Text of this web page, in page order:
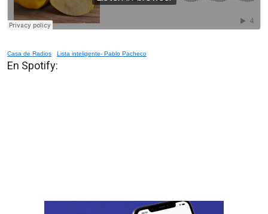
Casa de Radios · Lista inteligente- Pablo Pacheco
En Spotify: